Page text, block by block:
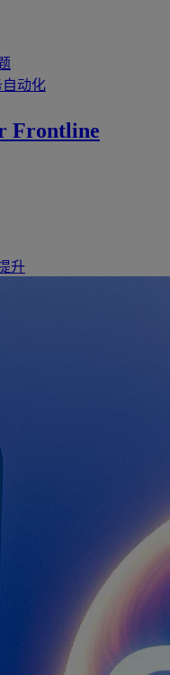
动化
Frontline
升